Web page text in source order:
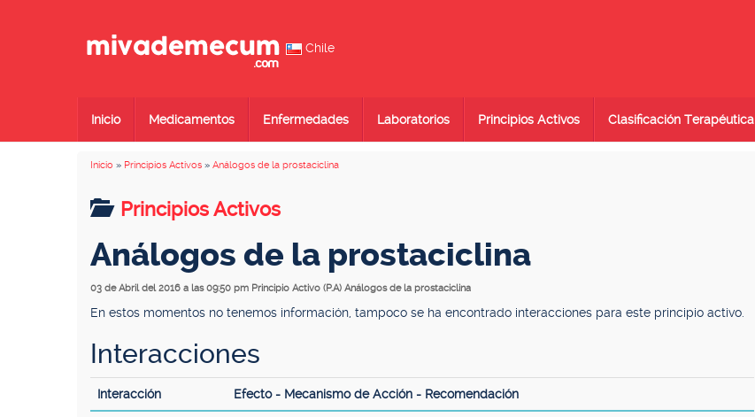
Chile
Inicio Medicamentos Enfermedades Laboratorios Principios Activos Clasificación Terapéutica
Inicio » Principios Activos » Análogos de la prostaciclina
Principios Activos
Análogos de la prostaciclina
03 de Abril del 2016 a las 09:50 pm Principio Activo (P.A) Análogos de la prostaciclina
En estos momentos no tenemos información, tampoco se ha encontrado interacciones para este principio activo.
Interacciones
Interacción Efecto - Mecanismo de Acción - Recomendación